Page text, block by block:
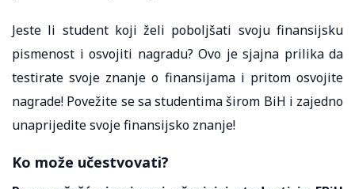
Jeste li student koji želi poboljšati svoju finansijsku
pismenost i osvojiti nagradu? Ovo je sjajna prilika da
testirate svoje znanje o finansijama i pritom osvojite
nagrade! Povežite se sa studentima širom BiH i zajedno
unaprijedite svoje finansijsko znanje!
Ko može učestvovati?